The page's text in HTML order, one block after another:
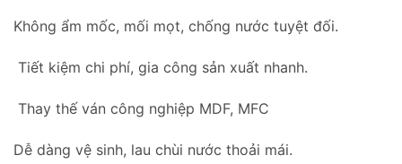
Không ẩm mốc, mối mọt, chống nước tuyệt đối.
Tiết kiệm chi phí, gia công sản xuất nhanh.
Thay thế ván công nghiệp MDF, MFC
Dễ dàng vệ sinh, lau chùi nước thoải mái.